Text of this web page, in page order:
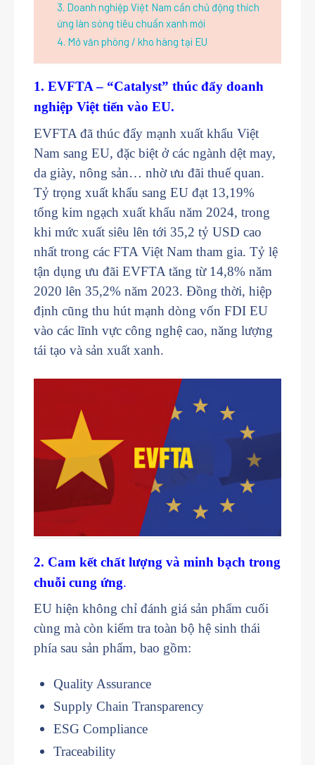
3. Doanh nghiệp Việt Nam cần chủ động thích
ứng làn sóng tiêu chuẩn xanh mới
4. Mở văn phòng / kho hàng tại EU
1. EVFTA – “Catalyst” thúc đẩy doanh
nghiệp Việt tiến vào EU.
EVFTA đã thúc đẩy mạnh xuất khẩu Việt
Nam sang EU, đặc biệt ở các ngành dệt may,
da giày, nông sản… nhờ ưu đãi thuế quan.
Tỷ trọng xuất khẩu sang EU đạt 13,19%
tổng kim ngạch xuất khẩu năm 2024, trong
khi mức xuất siêu lên tới 35,2 tỷ USD cao
nhất trong các FTA Việt Nam tham gia. Tỷ lệ
tận dụng ưu đãi EVFTA tăng từ 14,8% năm
2020 lên 35,2% năm 2023. Đồng thời, hiệp
định cũng thu hút mạnh dòng vốn FDI EU
vào các lĩnh vực công nghệ cao, năng lượng
tái tạo và sản xuất xanh.
2. Cam kết chất lượng và minh bạch trong
chuỗi cung ứng.
EU hiện không chỉ đánh giá sản phẩm cuối
cùng mà còn kiểm tra toàn bộ hệ sinh thái
phía sau sản phẩm, bao gồm:
Quality Assurance
Supply Chain Transparency
ESG Compliance
Traceability